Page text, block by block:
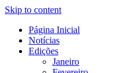
Skip to content
É Ribatejo –
Revista Social Online
Página Inicial
Notícias
Edições
Janeiro